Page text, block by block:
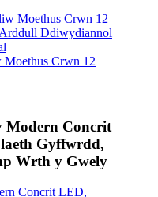
Crwn 12
Modern Concrit
Gyffwrdd,
Wrth y Gwely